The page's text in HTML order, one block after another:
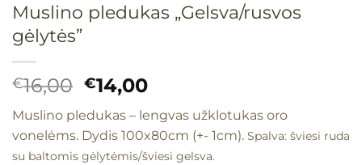
Muslino pledukas „Gelsva/rusvos
gėlytės”
€16,00 Original
price
was:
€16,00.
€14,00Current
is:
€14,00.
Muslino pledukas – lengvas užklotukas oro
vonelėms. Dydis 100x80cm (+- 1cm). Spalva: šviesi ruda
su baltomis gėlytėmis/šviesi gelsva.